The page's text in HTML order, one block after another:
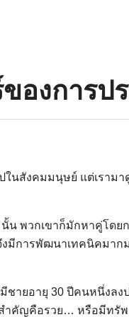
องการป
นสังคมมนุษย์ แต่เราม
น พวกเขาก็มักหาคู่โดย
มีการพัฒนาเทคนิคมาก
มีชายอายุ 30 ปีคนหนึ่ง
คัญคือรวย… หรือมีทรัพ